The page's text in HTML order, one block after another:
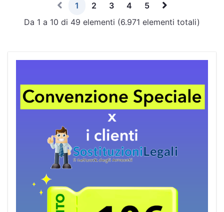
1 2 3 4
5
Da 1 a 10 di 49 elementi (6.971 elementi totali)